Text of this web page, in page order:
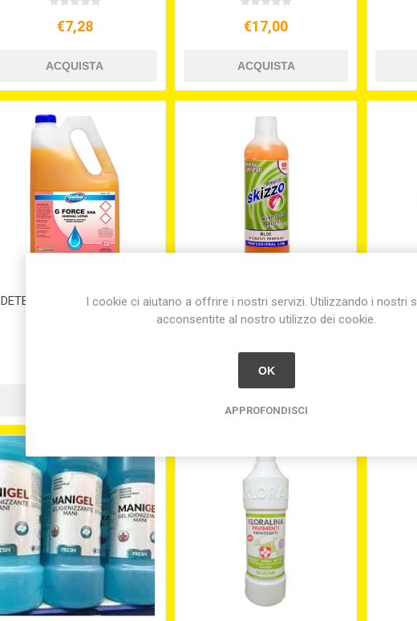
€7,28 €17,00
DETERSIVO PER LAVATRICE
DETERSIVO PER PAVIMENTI
LT.1 SKIZZO ALOE
I cookie ci aiutano a offrire i nostri servizi. Utilizzando i nostri
acconsentite al nostro utilizzo dei cookie.
OK
APPROFONDISCI